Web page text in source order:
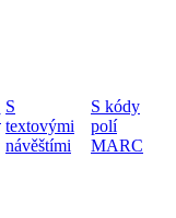
S
textovými
návěštími
S kódy
polí
MARC